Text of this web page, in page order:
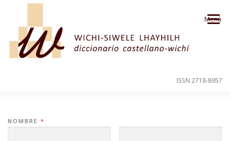
Saltar al contenido
Menú
ISSN 2718-8957
NOMBRE *